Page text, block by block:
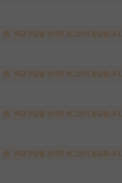
해당 댓글을 보려면 로그인이 필요합니다.
해당 댓글을 보려면 로그인이 필요합니다.
해당 댓글을 보려면 로그인이 필요합니다.
해당 댓글을 보려면 로그인이 필요합니다.